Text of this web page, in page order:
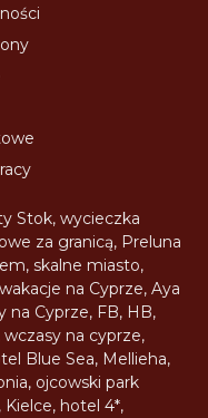
Stok,wycieczka
za granicą, Preluna
,skalne miasto,
wakacje na Cyprze,Aya
na Cyprze, FB, HB,
wczasy na cyprze,
Blue Sea, Mellieha,
, ojcowski park
, Kielce, hotel 4*,